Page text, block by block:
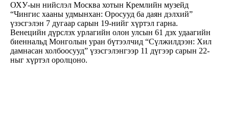
ОХУ-ын нийслэл Москва хотын Кремлийн музейд
“Чингис хааны удмынхан: Оросууд ба даян дэлхий”
үзэсгэлэн 7 дугаар сарын 19-нийг хүртэл гарна.
Венецийн дүрслэх урлагийн олон улсын 61 дэх удаагийн
биеннальд Монголын уран бүтээлчид “Сүлжилдээн: Хил
дамнасан холбоосууд” үзэсгэлэнгээр 11 дүгээр сарын 22-
ныг хүртэл оролцоно.